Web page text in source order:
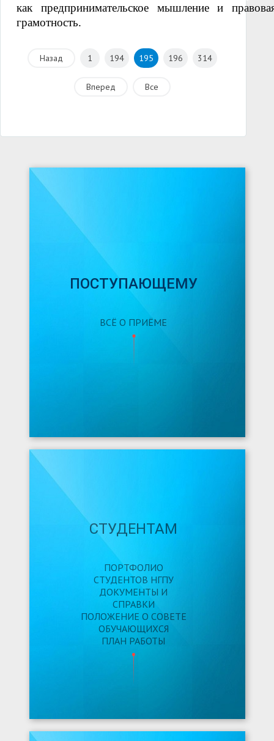
как предпринимательское мышление и
грамотность.
Назад 1 194 195 196 314
Вперед Все
ПОСТУПАЮЩЕМУ
ВСЁ О ПРИЁМЕ
СТУДЕНТАМ
ПОРТФОЛИО
СТУДЕНТОВ НГПУ
ДОКУМЕНТЫ И
СПРАВКИ
ПОЛОЖЕНИЕ О СОВЕТЕ
ОБУЧАЮЩИХСЯ
ПЛАН РАБОТЫ